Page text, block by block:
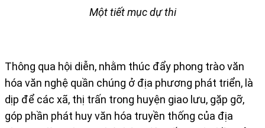
Một tiết mục dự thi
Thông qua hội diễn, nhằm thúc đẩy phong trào văn
hóa văn nghệ quần chúng ở địa phương phát triển, là
dịp để các xã, thị trấn trong huyện giao lưu, gặp gỡ,
góp phần phát huy văn hóa truyền thống của địa